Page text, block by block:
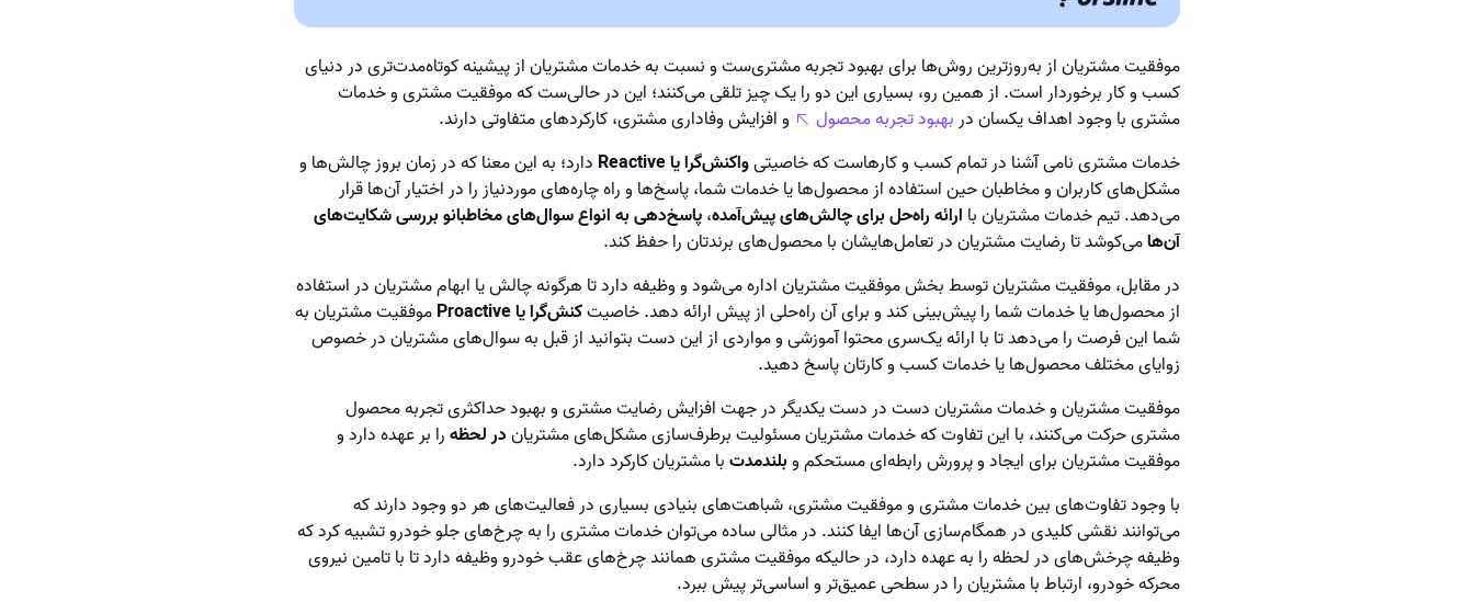
موفقیت مشتریان از به‌روزترین روش‌ها برای بهبود تجربه مشتری‌ست و نسبت به خدمات مشتریان از پیشینه کوتاه‌مدت‌تری در دنیای
کسب و کار برخوردار است. از همین رو، بسیاری این دو را یک چیز تلقی می‌کنند؛ این در حالی‌ست که موفقیت مشتری و خدمات
مشتری با وجود اهداف یکسان دربهبود تجربه محصول
و افزایش وفاداری مشتری، کارکردهای متفاوتی دارند.
خدمات مشتری نامی آشنا در تمام کسب و کارهاست که خاصیتیواکنش‌گرا یا Reactive
دارد؛ به این معنا که در زمان بروز چالش‌ها و
مشکل‌های کاربران و مخاطبان حین استفاده از محصول‌ها یا خدمات شما، پاسخ‌ها و راه چاره‌های موردنیاز را در اختیار آن‌ها قرار
می‌دهد. تیم خدمات مشتریان با ارائه راه‌حل برای چالش‌های پیش‌آمده،پاسخ‌دهی به انواع سوال‌های مخاطبانو بررسی شکایت‌های
آن‌هامی‌کوشد تا رضایت مشتریان در تعامل‌هایشان با محصول‌های برندتان را حفظ کند.
در مقابل، موفقیت مشتریان توسط بخش موفقیت مشتریان اداره می‌شود و وظیفه دارد تا هرگونه چالش یا ابهام مشتریان در استفاده
از محصول‌ها یا خدمات شما را پیش‌بینی کند و برای آن راه‌حلی از پیش ارائه دهد. خاصیتکنش‌گرا یا Proactive
موفقیت مشتریان به
شما این فرصت را می‌دهد تا با ارائه یک‌سری محتوا آموزشی و مواردی از این دست بتوانید از قبل به سوال‌های مشتریان در خصوص
زوایای مختلف محصول‌ها یا خدمات کسب و کارتان پاسخ دهید.
موفقیت مشتریان و خدمات مشتریان دست در دست یکدیگر در جهت افزایش رضایت مشتری و بهبود حداکثری تجربه محصول
مشتری حرکت می‌کنند، با این تفاوت که خدمات مشتریان مسئولیت برطرف‌سازی مشکل‌های مشتریاندر لحظهرا بر عهده دارد و
موفقیت مشتریان برای ایجاد و پرورش رابطه‌ای مستحکم وبلندمدتبا مشتریان کارکرد دارد.
با وجود تفاوت‌های بین خدمات مشتری و موفقیت مشتری، شباهت‌های بنیادی بسیاری در فعالیت‌های هر دو وجود دارند که
می‌توانند نقشی کلیدی در همگام‌سازی آن‌ها ایفا کنند. در مثالی ساده می‌توان خدمات مشتری را به چرخ‌های جلو خودرو تشبیه کرد که
وظیفه چرخش‌های در لحظه را به عهده دارد، در حالیکه موفقیت مشتری همانند چرخ‌های عقب خودرو وظیفه دارد تا با تامین نیروی
محرکه خودرو، ارتباط با مشتریان را در سطحی عمیق‌تر و اساسی‌تر پیش ببرد.